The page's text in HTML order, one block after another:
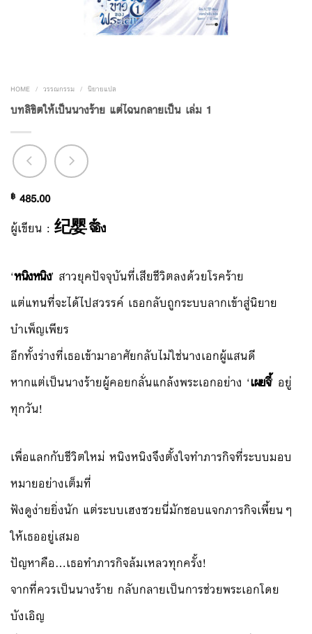
HOME / วรรณกรรม / นิยายแปล
บทลิขิตให้เป็นนางร้าย แต่ไฉนกลายเป็น เล่ม 1
฿ 485.00
ผู้เขียน : 纪婴 จี้อิง
‘หนิงหนิง’ สาวยุคปัจจุบันที่เสียชีวิตลงด้วยโรคร้าย
แต่แทนที่จะได้ไปสวรรค์ เธอกลับถูกระบบลากเข้าสู่นิยาย
บำเพ็ญเพียร
อีกทั้งร่างที่เธอเข้ามาอาศัยกลับไม่ใช่นางเอกผู้แสนดี
หากแต่เป็นนางร้ายผู้คอยกลั่นแกล้งพระเอกอย่าง ‘เผยจี้’ อยู่
ทุกวัน!
เพื่อแลกกับชีวิตใหม่ หนิงหนิงจึงตั้งใจทำภารกิจที่ระบบมอบ
หมายอย่างเต็มที่
ฟังดูง่ายยิ่งนัก แต่ระบบเฮงซวยนี่มักชอบแจกภารกิจเพี้ยนๆ
ให้เธออยู่เสมอ
ปัญหาคือ…เธอทำภารกิจล้มเหลวทุกครั้ง!
จากที่ควรเป็นนางร้าย กลับกลายเป็นการช่วยพระเอกโดย
บังเอิญ